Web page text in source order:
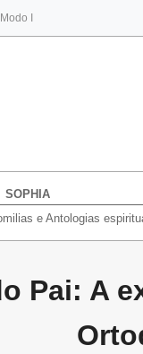
I
SOPHIA
e Antologias
Pai: A